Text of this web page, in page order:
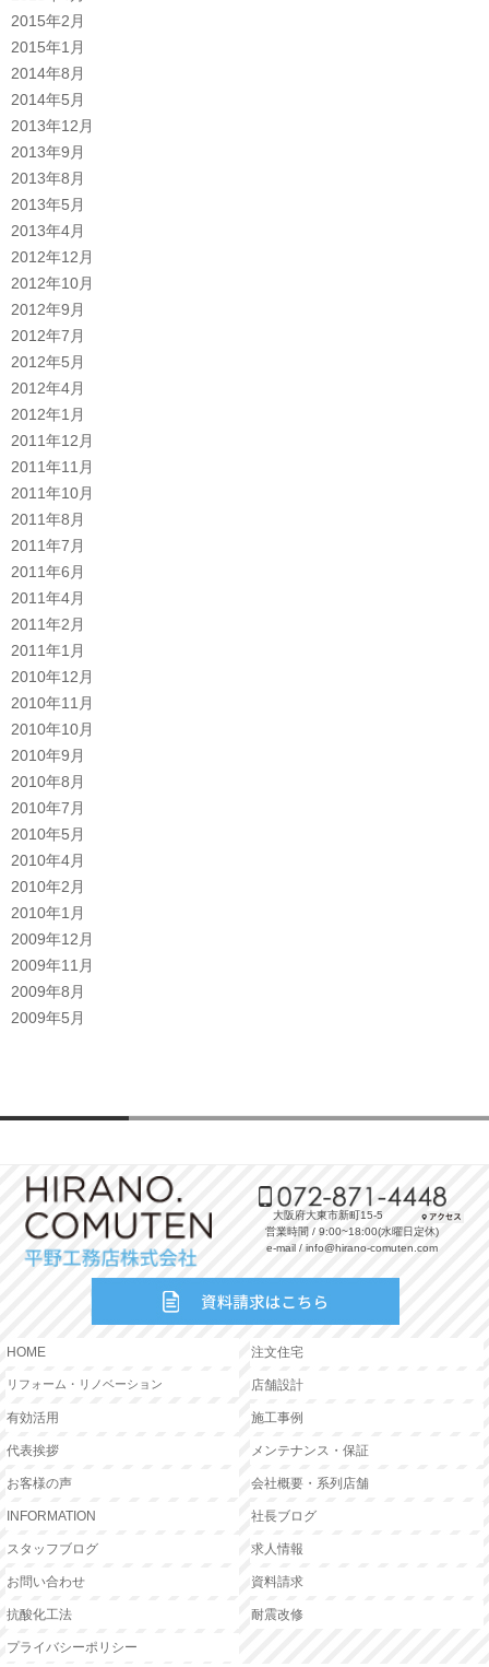
2015年2月
2015年1月
2014年8月
2014年5月
2013年12月
2013年9月
2013年8月
2013年5月
2013年4月
2012年12月
2012年10月
2012年9月
2012年7月
2012年5月
2012年4月
2012年1月
2011年12月
2011年11月
2011年10月
2011年8月
2011年7月
2011年6月
2011年4月
2011年2月
2011年1月
2010年12月
2010年11月
2010年10月
2010年9月
2010年8月
2010年7月
2010年5月
2010年4月
2010年2月
2010年1月
2009年12月
2009年11月
2009年8月
2009年5月
大阪府大東市新町15-5
営業時間 / 9:00~18:00(水曜日定休)
e-mail / info@hirano-comuten.com
HOME 注文住宅
リフォーム・リノベーション 店舗設計
有効活用 施工事例
代表挨拶 メンテナンス・保証
お客様の声 会社概要・系列店舗
INFORMATION 社長ブログ
スタッフブログ 求人情報
お問い合わせ 資料請求
抗酸化工法 耐震改修
プライバシーポリシー